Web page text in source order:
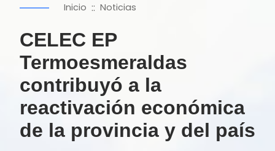
Inicio :: Noticias
CELEC EP
Termoesmeraldas
contribuyó a la
reactivación económica
de la provincia y del país